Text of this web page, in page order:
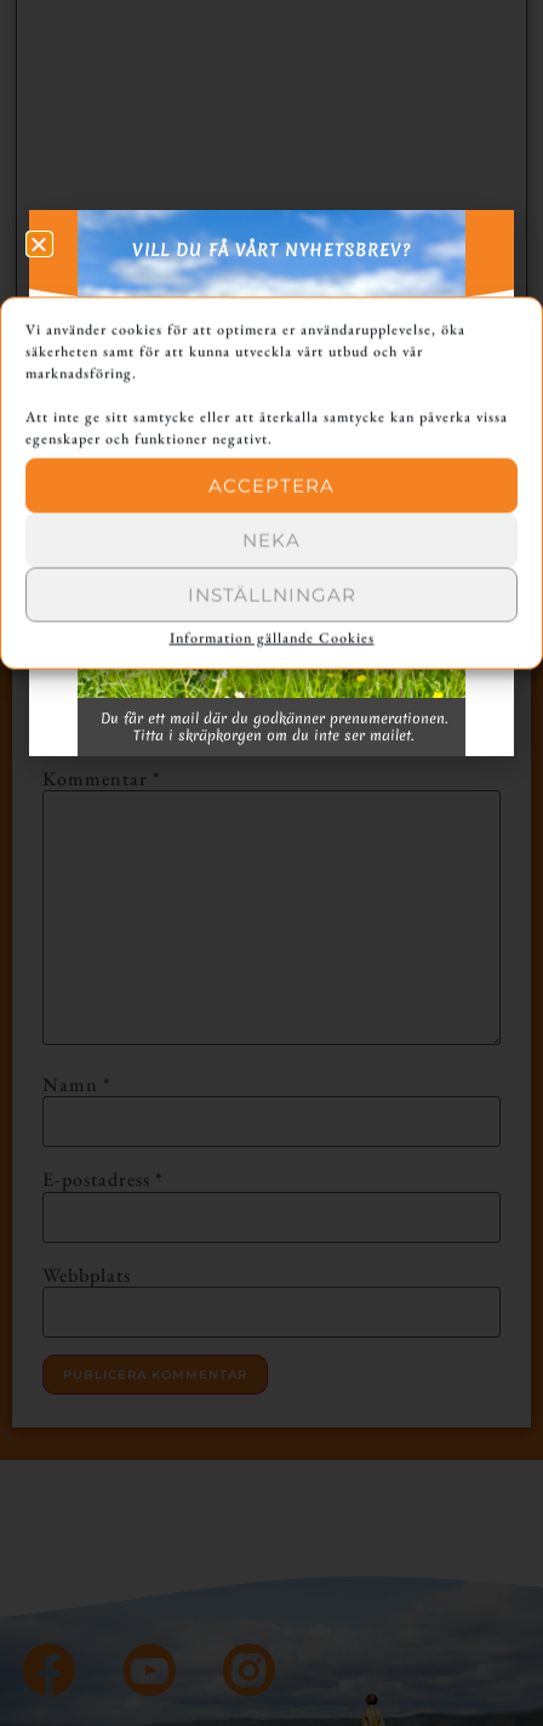
Vi använder cookies för att optimera er användarupplevelse, öka
säkerheten samt för att kunna utveckla vårt utbud och vår
marknadsföring.
Att inte ge sitt samtycke eller att återkalla samtycke kan påverka vissa
egenskaper och funktioner negativt.
ACCEPTERA
NEKA
INSTÄLLNINGAR
Information gällande Cookies
ÄLDRE
Ibland saknar jag brukset, träningskompisarna, lekfullheten och analyserna över en kopp kaffe i klubbstugan…
NYARE
KOMMENTARER
Din e-postadress kommer inte publiceras.
Obligatoriska fält är märkta*
Kommentar *
Namn *
E-postadress *
Webbplats
VILL DU FÅ VÅRT NYHETSBREV?
PRENUMERERA
Du får ett mail där du godkänner prenumerationen.
Titta i skräpkorgen om du inte ser mailet.